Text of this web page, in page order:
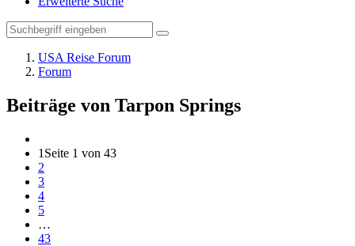
USA Reise Forum
Forum
Beiträge von Tarpon Springs
1 Seite 1 von 43
2
3
4
5
…
43